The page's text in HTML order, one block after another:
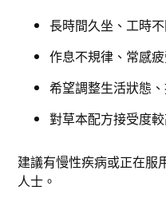
長時間久坐、工時
作息不規律、常感
希望調整生活狀態
對草本配方接受度
建議有慢性疾病或正在服
人士。